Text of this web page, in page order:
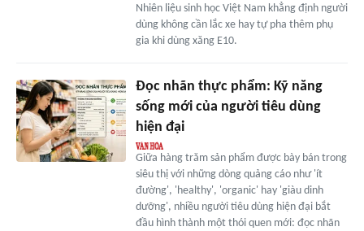
Nhiên liệu sinh học Việt Nam khẳng định người
dùng không cần lắc xe hay tự pha thêm phụ
gia khi dùng xăng E10.
Đọc nhãn thực phẩm: Kỹ năng
sống mới của người tiêu dùng
hiện đại
Giữa hàng trăm sản phẩm được bày bán trong
siêu thị với những dòng quảng cáo như 'ít
đường', 'healthy', 'organic' hay 'giàu dinh
dưỡng', nhiều người tiêu dùng hiện đại bắt
đầu hình thành một thói quen mới: đọc nhãn